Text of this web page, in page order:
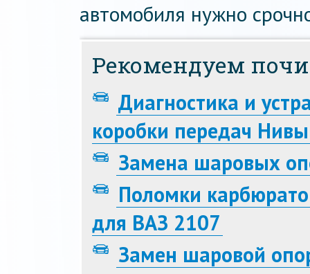
автомобиля нужно
Рекомендуем
Диагностика и
коробки передач
Замена шаровых
Поломки
для ВАЗ 2107
Замен шаровой